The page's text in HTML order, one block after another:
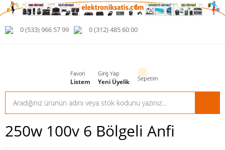
0 (533) 966 57 99 0 (312) 485 60 00
Favori
Listem
Giriş Yap
Yeni Üyelik Sepetim
250w 100v 6 Bölgeli Anfi